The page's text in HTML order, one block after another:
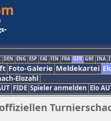
DEN ENG ESP FAI FIN FRA GER GRE INA
Foto-Galerie Meldekartei
Elozahl
FIDE Spieler anmelden Elo